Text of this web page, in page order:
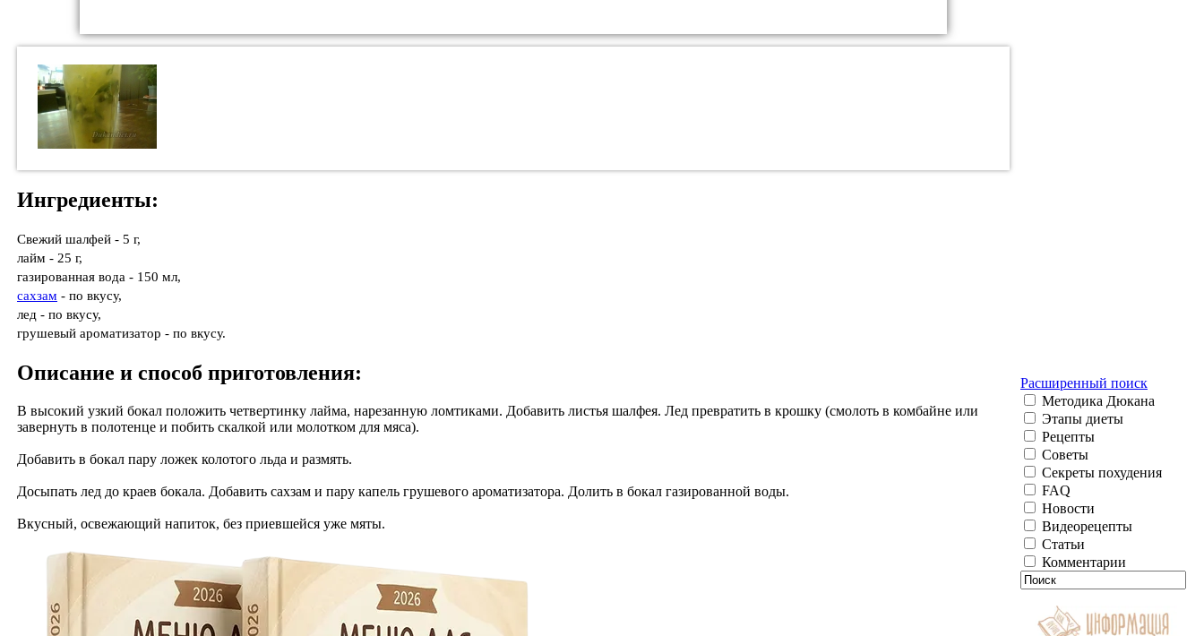
Ингредиенты:
Свежий шалфей - 5 г,
лайм - 25 г,
газированная вода - 150 мл,
сахзам - по вкусу,
лед - по вкусу,
грушевый ароматизатор - по вкусу.
Описание и способ приготовления:
В высокий узкий бокал положить четвертинку лайма, нарезанную ломтиками. Добавить листья шалфея. Лед превратить в крошку (смолоть в комбайне или
завернуть в полотенце и побить скалкой или молотком для мяса).
Добавить в бокал пару ложек колотого льда и размять.
Досыпать лед до краев бокала. Добавить сахзам и пару капель грушевого ароматизатора. Долить в бокал газированной воды.
Вкусный, освежающий напиток, без приевшейся уже мяты.
Расширенный поиск
Методика Дюкана
Этапы диеты
Рецепты
Советы
Секреты похудения
FAQ
Новости
Видеорецепты
Статьи
Комментарии